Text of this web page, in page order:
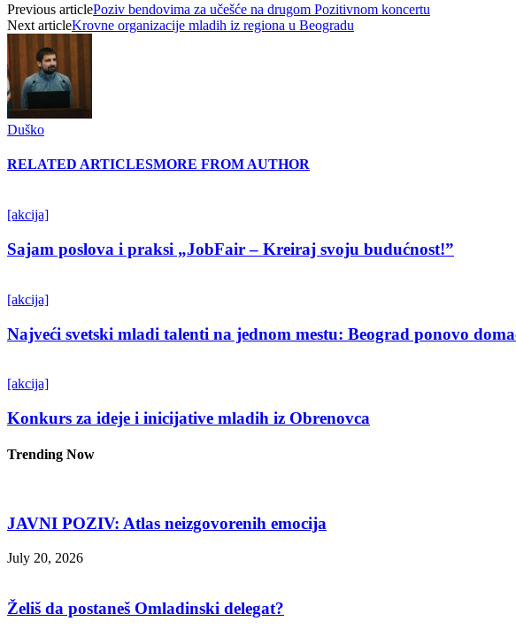
Previous articlePoziv bendovima za učešće na drugom Pozitivnom koncertu
Next articleKrovne organizacije mladih iz regiona u Beogradu
Duško
RELATED ARTICLESMORE FROM AUTHOR
[akcija]
Sajam poslova i praksi „JobFair – Kreiraj svoju budućnost!”
[akcija]
Najveći svetski mladi talenti na jednom mestu: Beograd ponovo
[akcija]
Konkurs za ideje i inicijative mladih iz Obrenovca
Trending Now
JAVNI POZIV: Atlas neizgovorenih emocija
July 20, 2026
Želiš da postaneš Omladinski delegat?